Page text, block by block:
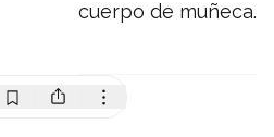
cuerpo de muñeca.